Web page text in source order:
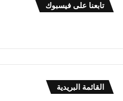
تابعنا على فيسبوك
القائمة البريدية